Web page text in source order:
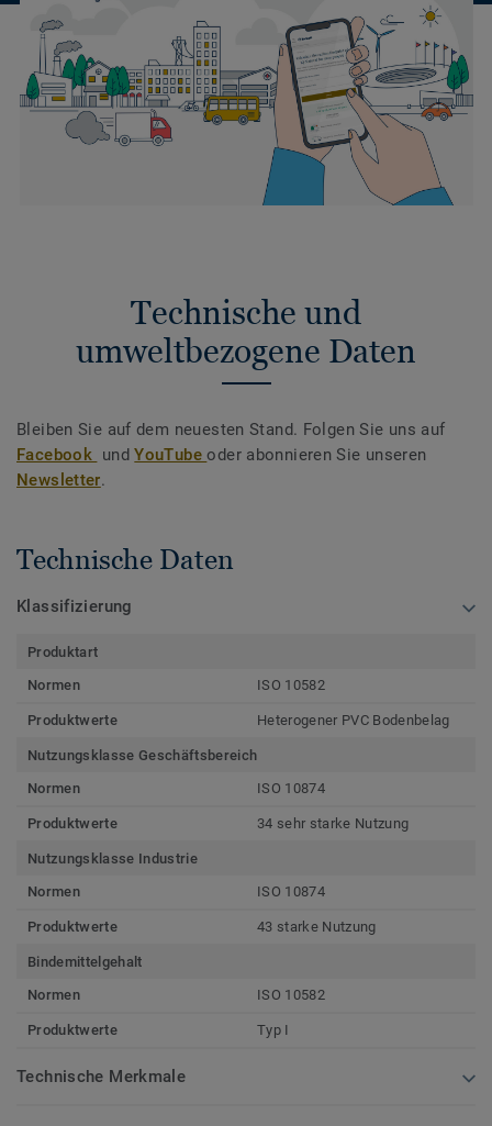
Technische und
umweltbezogene Daten
Bleiben Sie auf dem neuesten Stand. Folgen Sie uns auf
Facebook undYouTubeoder abonnieren Sie unseren
Newsletter.
Technische Daten
Klassifizierung
Produktart
Normen
ISO 10582
Produktwerte Heterogener PVC Bodenbelag
Nutzungsklasse Geschäftsbereich
Normen
ISO 10874
Produktwerte 34 sehr starke Nutzung
Nutzungsklasse Industrie
Normen
ISO 10874
Produktwerte 43 starke Nutzung
Bindemittelgehalt
Normen
ISO 10582
Produktwerte Typ I
Technische Merkmale